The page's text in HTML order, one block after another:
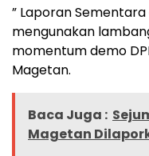
” Laporan
mengunakan
momentum demo
Magetan.
Baca Juga :
Magetan